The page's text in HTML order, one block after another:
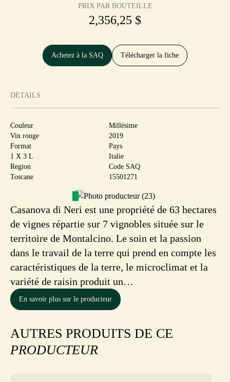
PRIX PAR BOUTEILLE
2,356,25 $
Achetez à la SAQ Télécharger la fiche
DÉTAILS
Couleur
Vin rouge
Millésime
2019
Format
1 X 3 L
Pays
Italie
Region
Toscane
Code SAQ
15501271
Casanova di Neri est une propriété de 63 hectares
de vignes répartie sur 7 vignobles située sur le
territoire de Montalcino. Le soin et la passion
dans le travail de la terre qui prend en compte les
caractéristiques de la terre, le microclimat et la
variété de raisin produit un…
En savoir plus sur le producteur
AUTRES PRODUITS DE CE
PRODUCTEUR